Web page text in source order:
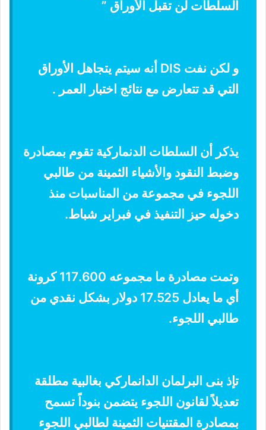
السلطات لن تقبل الأوراق ”
و لكن نفت DIS أنه سيتم يتجاهل الأوراق
التي قد تتعارض مع نتائج اختبار العمر .
يذكر أن السلطات الدنماركية تقوم بمصادرة
وضبط النقود والأشياء الثمينة من طالبي
اللجوء في مجموعة من المناسبات منذ
دخوله حيز التنفيذ في فبراير شباط.
وتمت مصادرة ما مجموعه 117.600 كرونة
أي ما يعادل 17.525 دولار بشكل نقدي من
طالبي اللجوء.
تإذ بنى البرلمان الدانماركي بغالبية مطلقة
تعديلاً لقانون اللجوء يتضمن بنوداً تسمح
بمصادرة المقتنيات الثمينة لطالبي اللجوء